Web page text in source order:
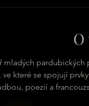
mladých
ve které se spojují
poezií a